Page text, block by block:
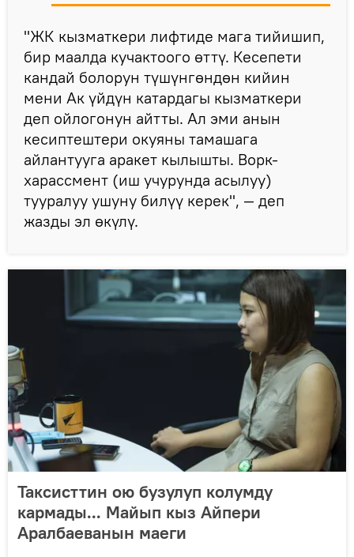
​"ЖК кызматкери лифтиде мага тийишип,
бир маалда кучактоого өттү. Кесепети
кандай болорун түшүнгөндөн кийин
мени Ак үйдүн катардагы кызматкери
деп ойлогонун айтты. Ал эми анын
кесиптештери окуяны тамашага
айлантууга аракет кылышты. Ворк-
харассмент (иш учурунда асылуу)
тууралуу ушуну билүү керек", — деп
жазды эл өкүлү.
Таксисттин ою бузулуп колумду
кармады... Майып кыз Айпери
Аралбаеванын маеги